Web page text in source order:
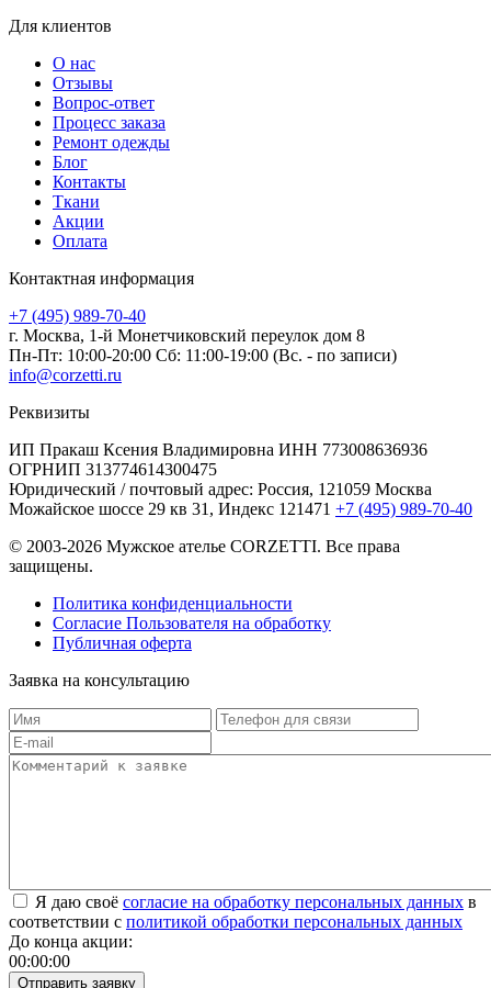
Для клиентов
О нас
Отзывы
Вопрос-ответ
Процесс заказа
Ремонт одежды
Блог
Контакты
Ткани
Акции
Оплата
Контактная информация
+7 (495) 989-70-40
г. Москва, 1-й Монетчиковский переулок дом 8
Пн-Пт: 10:00-20:00 Сб: 11:00-19:00 (Вс. - по записи)
info@corzetti.ru
Реквизиты
ИП Пракаш Ксения Владимировна ИНН 773008636936
ОГРНИП 313774614300475
Юридический / почтовый адрес: Россия, 121059 Москва
Можайское шоссе 29 кв 31, Индекс 121471 +7 (495) 989-70-40
© 2003-2026 Мужское ателье CORZETTI. Все права
защищены.
Политика конфиденциальности
Согласие Пользователя на обработку
Публичная оферта
Заявка на консультацию
Я даю своё согласие на обработку персональных данных в
соответствии с политикой обработки персональных данных
До конца акции:
00:00:00